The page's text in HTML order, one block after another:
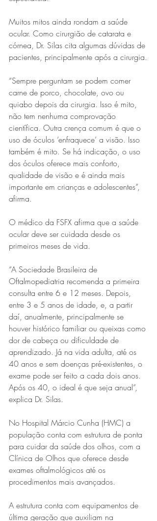
Muitos mitos ainda rondam a saúde
ocular. Como cirurgião de catarata e
córnea, Dr. Silas cita algumas dúvidas de
pacientes, principalmente após a cirurgia.
“Sempre perguntam se podem comer
carne de porco, chocolate, ovo ou
quiabo depois da cirurgia. Isso é mito,
não tem nenhuma comprovação
científica. Outra crença comum é que o
uso de óculos ‘enfraquece’ a visão. Isso
também é mito. Se há indicação, o uso
dos óculos oferece mais conforto,
qualidade de visão e é ainda mais
importante em crianças e adolescentes”,
afirma.
O médico da FSFX afirma que a saúde
ocular deve ser cuidada desde os
primeiros meses de vida.
“A Sociedade Brasileira de
Oftalmopediatria recomenda a primeira
consulta entre 6 e 12 meses. Depois,
entre 3 e 5 anos de idade, e, a partir
daí, anualmente, principalmente se
houver histórico familiar ou queixas como
dor de cabeça ou dificuldade de
aprendizado. Já na vida adulta, até os
40 anos e sem doenças pré-existentes, o
exame pode ser feito a cada dois anos.
Após os 40, o ideal é que seja anual”,
explica Dr. Silas.
No Hospital Márcio Cunha (HMC) a
população conta com estrutura de ponta
para cuidar da saúde dos olhos, com a
Clínica de Olhos que oferece desde
exames oftalmológicos até os
procedimentos mais avançados.
A estrutura conta com equipamentos de
última geração que auxiliam na